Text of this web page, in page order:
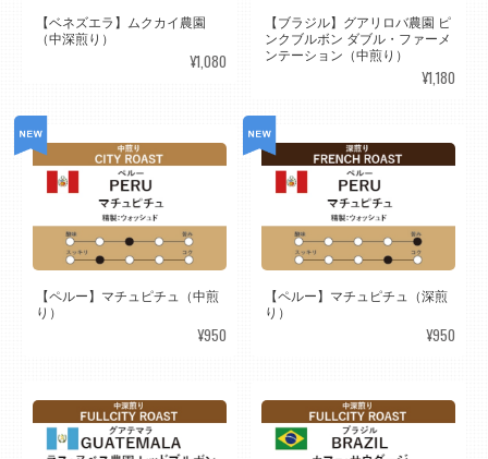
【ベネズエラ】ムクカイ農園
（中深煎り）
¥1,080
【ブラジル】グアリロバ農園 ピ
ンクブルボン ダブル・ファーメ
ンテーション（中煎り）
¥1,180
【ペルー】マチュピチュ（中煎
り）
¥950
【ペルー】マチュピチュ（深煎
り）
¥950